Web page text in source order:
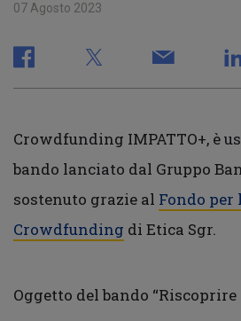
07 Agosto 2023
Crowdfunding IMPATTO+, è
bando lanciato dal Gruppo
sostenuto grazie al Fondo
Crowdfunding di Etica Sgr.
Oggetto del bando “Riscoprire